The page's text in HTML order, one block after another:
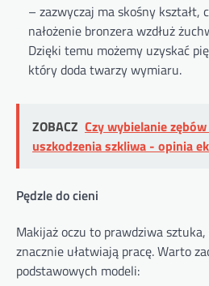
– zazwyczaj ma skośny kształt,
nałożenie bronzera wzdłuż
Dzięki temu możemy uzyskać
który doda twarzy wymiaru.
ZOBACZ Czy wybielanie
uszkodzenia szkliwa - opinia
Pędzle do cieni
Makijaż oczu to prawdziwa
znacznie ułatwiają pracę. Warto
podstawowych modeli: